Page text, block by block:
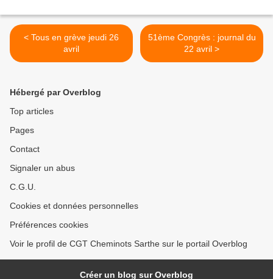
< Tous en grève jeudi 26
avril
51ème Congrès : journal du
22 avril >
Hébergé par Overblog
Top articles
Pages
Contact
Signaler un abus
C.G.U.
Cookies et données personnelles
Préférences cookies
Voir le profil de CGT Cheminots Sarthe sur le portail Overblog
Créer un blog sur Overblog